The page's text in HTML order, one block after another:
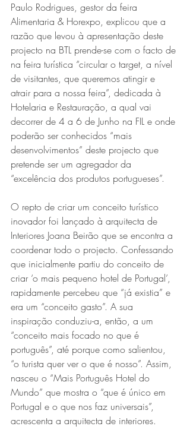
Paulo Rodrigues, gestor da feira
Alimentaria & Horexpo, explicou que a
razão que levou à apresentação deste
projecto na BTL prende-se com o facto de
na feira turística “circular o target, a nível
de visitantes, que queremos atingir e
atrair para a nossa feira”, dedicada à
Hotelaria e Restauração, a qual vai
decorrer de 4 a 6 de Junho na FIL e onde
poderão ser conhecidos “mais
desenvolvimentos” deste projecto que
pretende ser um agregador da
“excelência dos produtos portugueses”.
O repto de criar um conceito turístico
inovador foi lançado à arquitecta de
Interiores Joana Beirão que se encontra a
coordenar todo o projecto. Confessando
que inicialmente partiu do conceito de
criar ‘o mais pequeno hotel de Portugal’,
rapidamente percebeu que “já existia” e
era um “conceito gasto”. A sua
inspiração conduziu-a, então, a um
“conceito mais focado no que é
português”, até porque como salientou,
“o turista quer ver o que é nosso”. Assim,
nasceu o “Mais Português Hotel do
Mundo” que mostra o “que é único em
Portugal e o que nos faz universais”,
acrescenta a arquitecta de interiores.